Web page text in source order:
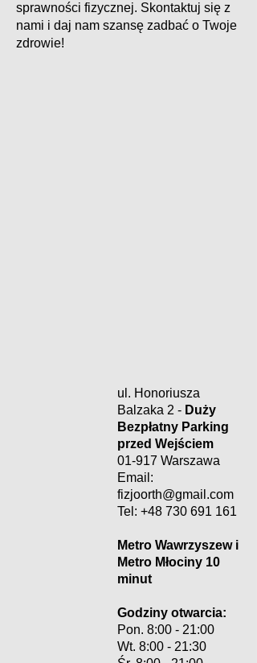
sprawności fizycznej. Skontaktuj się z
nami i daj nam szansę zadbać o Twoje
zdrowie!
ul. Honoriusza
Balzaka 2 - Duży
Bezpłatny Parking
przed Wejściem
01-917 Warszawa
Email:
fizjoorth@gmail.com
Tel: +48 730 691 161
Metro Wawrzyszew i
Metro Młociny 10
minut
Godziny otwarcia:
Pon. 8:00 - 21:00
​​Wt. 8:00 - 21:30